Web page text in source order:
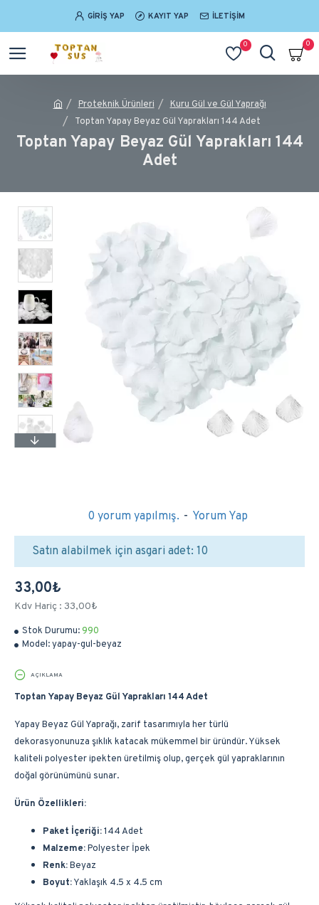
GIRIŞ YAP KAYIT YAP İLETIŞIM
0 0
Proteknik Ürünleri
Kuru Gül ve Gül Yaprağı
Toptan Yapay Beyaz Gül Yaprakları 144 Adet
Toptan Yapay Beyaz Gül Yaprakları 144
Adet
Stok Durumu: 990
Model:yapay-gul-beyaz
0 yorum yapılmış. - Yorum Yap
33,00₺
Kdv Hariç : 33,00₺
Satın alabilmek için asgari adet: 10
AÇIKLAMA
Toptan Yapay Beyaz Gül Yaprakları 144 Adet
Yapay Beyaz Gül Yaprağı, zarif tasarımıyla her türlü
dekorasyonunuza şıklık katacak mükemmel bir üründür. Yüksek
kaliteli polyester ipekten üretilmiş olup, gerçek gül yapraklarının
doğal görünümünü sunar.
Ürün Özellikleri:
Paket İçeriği:144 Adet
Malzeme:Polyester İpek
Renk:Beyaz
Boyut:Yaklaşık 4.5 x 4.5 cm